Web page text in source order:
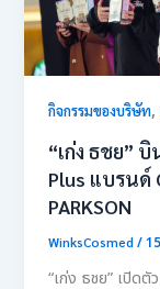
กิจกรรมของบริษัท,
“เก่ง ธชย”
Plus แบรนด์
PARKSON
WinksCosmed/
“เก่ง ธชย” เปิดตั